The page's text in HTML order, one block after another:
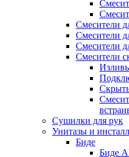
Смесители
Смесители
Смесители
Смесители
Сушилки для рук
Унитазы и
Биде
Биде